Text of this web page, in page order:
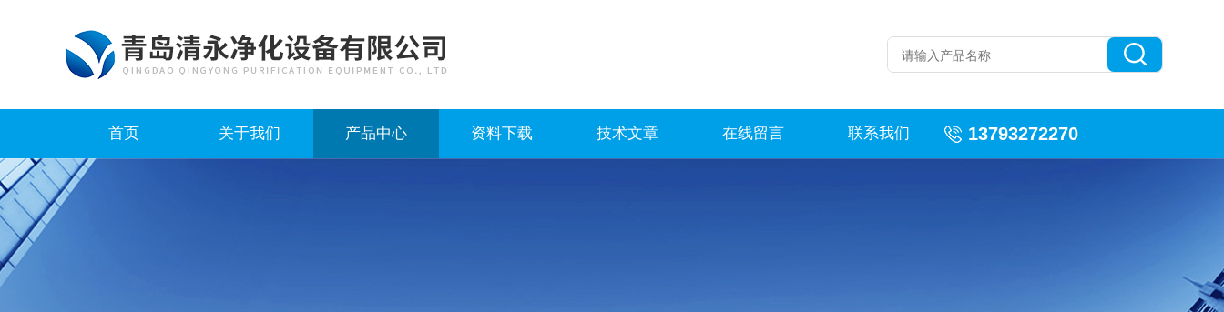
首页 关于我们 产品中心 资料下载 技术文章 在线留言 联系我们 13793272270